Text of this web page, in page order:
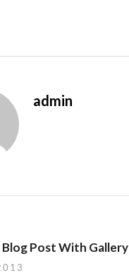
admin
Post With Gallery